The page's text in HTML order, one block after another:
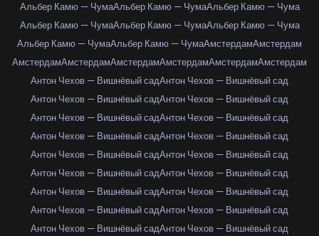
Альбер Камю — ЧумаАльбер Камю — ЧумаАльбер Камю — Чума
Альбер Камю — ЧумаАльбер Камю — ЧумаАльбер Камю — Чума
Альбер Камю — ЧумаАльбер Камю — ЧумаАмстердамАмстердам
АмстердамАмстердамАмстердамАмстердамАмстердамАмстердам
Антон Чехов — Вишнёвый садАнтон Чехов — Вишнёвый сад
Антон Чехов — Вишнёвый садАнтон Чехов — Вишнёвый сад
Антон Чехов — Вишнёвый садАнтон Чехов — Вишнёвый сад
Антон Чехов — Вишнёвый садАнтон Чехов — Вишнёвый сад
Антон Чехов — Вишнёвый садАнтон Чехов — Вишнёвый сад
Антон Чехов — Вишнёвый садАнтон Чехов — Вишнёвый сад
Антон Чехов — Вишнёвый садАнтон Чехов — Вишнёвый сад
Антон Чехов — Вишнёвый садАнтон Чехов — Вишнёвый сад
Антон Чехов — Вишнёвый садАнтон Чехов — Вишнёвый сад